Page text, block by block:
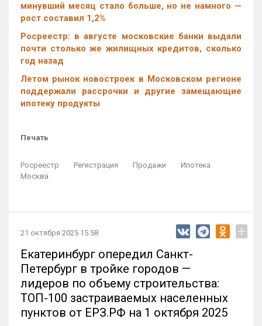
минувший месяц стало больше, но не намного —
рост составил 1,2%
Росреестр: в августе московские банки выдали
почти столько же жилищных кредитов, сколько
год назад
Летом рынок новостроек в Московском регионе
поддержали рассрочки и другие замещающие
ипотеку продукты
Печать
Росреестр Регистрация Продажи
Ипотека
Москва
21 октября 2025 15:58 +
Екатеринбург опередил Санкт-
Петербург в тройке городов —
лидеров по объему строительства:
ТОП-100 застраиваемых населенных
пунктов от ЕРЗ.РФ на 1 октября 2025